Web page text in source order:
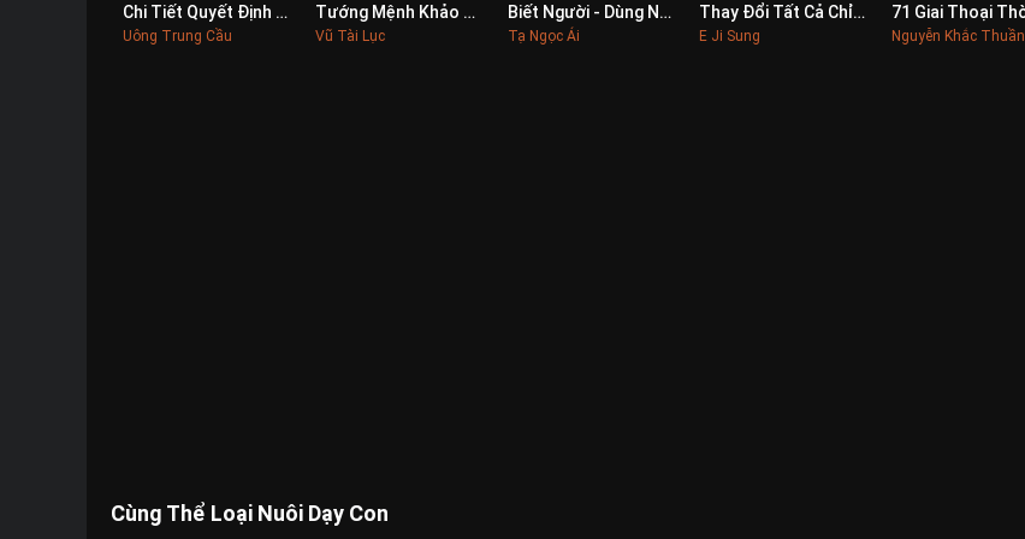
0Chi Tiết Quyết Định Sự Thành Bại
Uông Trung Cầu
0
Tướng Mệnh Khảo Luận
Vũ Tài Lục
0Biết Người - Dùng Người - Quản Người
Tạ Ngọc Ái
0Thay Đổi Tất Cả Chỉ Trừ Vợ Và Con
E Ji Sung Nguyễn Khắc Thuần
Cùng Thể Loại Nuôi Dạy Con